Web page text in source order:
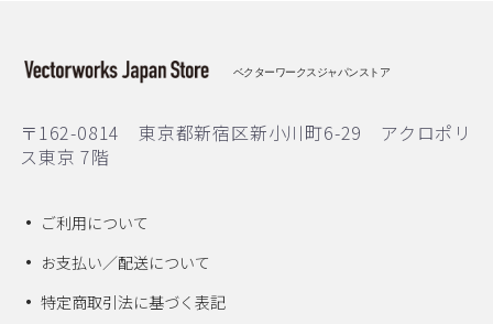
ベクターワークスジャパンストア
〒162-0814 東京都新宿区新小川町6-29 アクロポリ
ス東京 7階
ご利用について
お支払い／配送について
特定商取引法に基づく表記